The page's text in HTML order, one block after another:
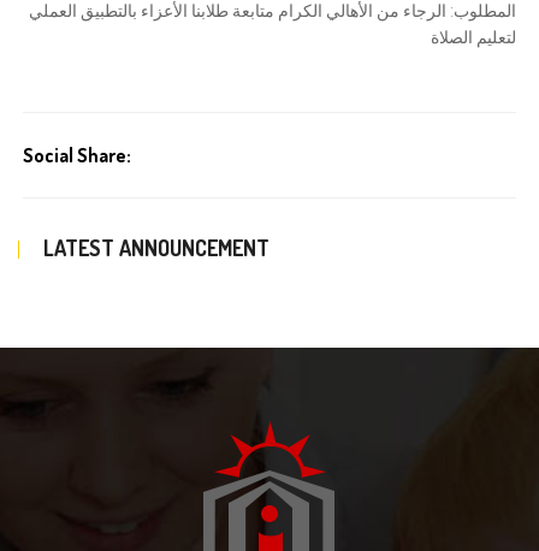
المطلوب: الرجاء من الأهالي الكرام متابعة طلابنا الأعزاء بالتطبيق العملي
لتعليم الصلاة
Social Share:
LATEST ANNOUNCEMENT